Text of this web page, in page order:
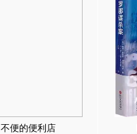
不便的便利店